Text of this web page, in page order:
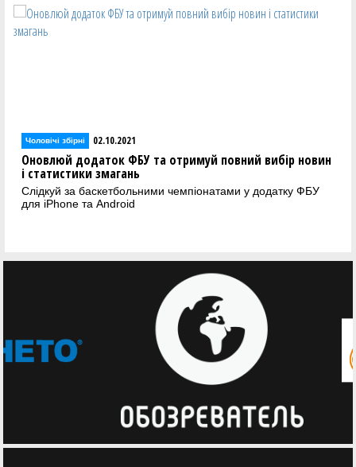
Чоловічі збірні 02.10.2021
Оновлюй додаток ФБУ та отримуй повний вибір новин
і статистики змагань
Слідкуй за баскетбольними чемпіонатами у додатку ФБУ
для iPhone та Android